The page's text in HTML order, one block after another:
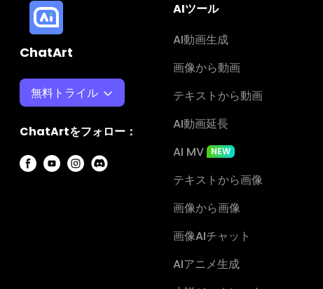
ChatArt
無料トライル
ChatArtをフォロー：
AIツール
AI動画生成
画像から動画
テキストから動画
AI動画延長
AI MV
NEW
テキストから画像
画像から画像
画像AIチャット
AIアニメ生成